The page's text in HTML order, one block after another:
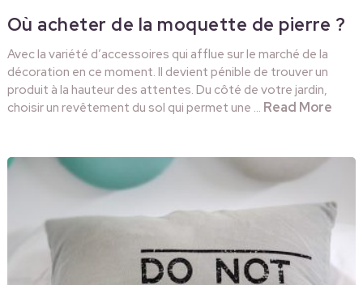
Où acheter de la moquette de pierre ?
Avec la variété d’accessoires qui afflue sur le marché de la
décoration en ce moment. Il devient pénible de trouver un
produit à la hauteur des attentes. Du côté de votre jardin,
choisir un revêtement du sol qui permet une … Read More